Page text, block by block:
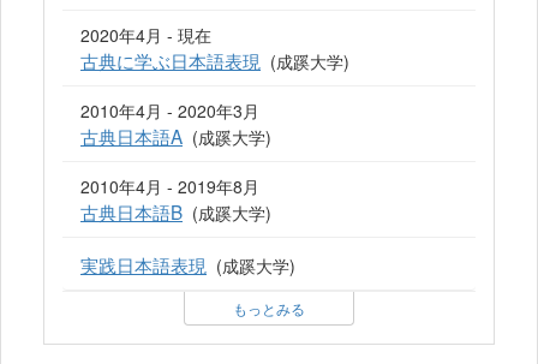
2020年4月 - 現在
古典に学ぶ日本語表現 (成蹊大学)
2010年4月 - 2020年3月
古典日本語A (成蹊大学)
2010年4月 - 2019年8月
古典日本語B (成蹊大学)
実践日本語表現 (成蹊大学)
もっとみる